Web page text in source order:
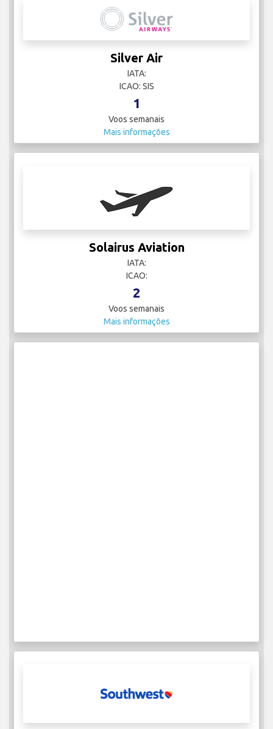
Silver Air
IATA:
ICAO: SIS
1
Voos semanais
Mais informações
Solairus Aviation
IATA:
ICAO:
2
Voos semanais
Mais informações